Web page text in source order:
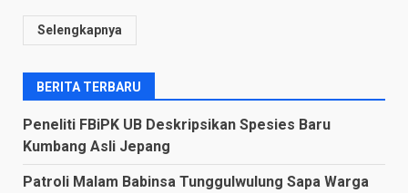
Selengkapnya
BERITA TERBARU
Peneliti FBiPK UB Deskripsikan Spesies Baru
Kumbang Asli Jepang
Patroli Malam Babinsa Tunggulwulung Sapa Warga